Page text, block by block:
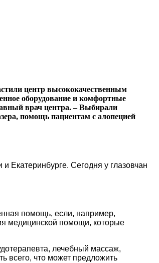
центр высококачественным
оборудование и комфортные
врач центра. – Выбирали
помощь пациентам с алопецией
Екатеринбурге. Сегодня у глазовчан
помощь, если, например,
медицинской помощи, которые
лечебный массаж,
всего, что может предложить